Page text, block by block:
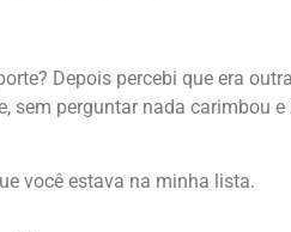
Depois percebi que era
sem perguntar nada carimbou
você estava na minha lista.